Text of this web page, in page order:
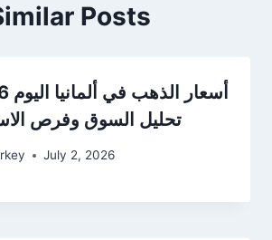
Posts
تحليل السوق وفرص
July 2, 2026